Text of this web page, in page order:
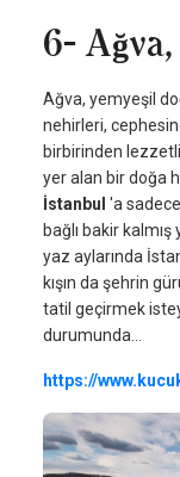
6-
Ağva, yemyeşil
nehirleri,
birbirinden
yer alan bir doğa
İstanbul 'a
bağlı bakir
yaz aylarında
kışın da şehrin
tatil geçirmek
durumunda...
https://